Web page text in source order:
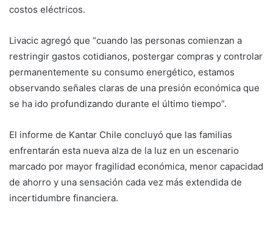
costos eléctricos.
Livacic agregó que “cuando las personas comienzan a
restringir gastos cotidianos, postergar compras y controlar
permanentemente su consumo energético, estamos
observando señales claras de una presión económica que
se ha ido profundizando durante el último tiempo”.
El informe de Kantar Chile concluyó que las familias
enfrentarán esta nueva alza de la luz en un escenario
marcado por mayor fragilidad económica, menor capacidad
de ahorro y una sensación cada vez más extendida de
incertidumbre financiera.